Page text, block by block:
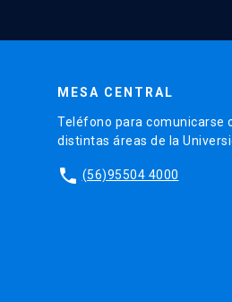
MESA CENTRAL
Teléfono para comunicarse
distintas áreas de la
phone (56)95504 4000